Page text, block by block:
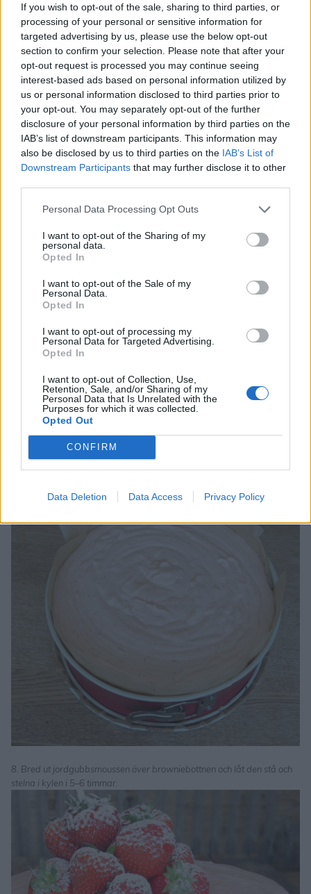
If you wish to opt-out of the sale, sharing to third parties, or
processing of your personal or sensitive information for
targeted advertising by us, please use the below opt-out
section to confirm your selection. Please note that after your
opt-out request is processed you may continue seeing
interest-based ads based on personal information utilized by
us or personal information disclosed to third parties prior to
your opt-out. You may separately opt-out of the further
disclosure of your personal information by third parties on the
IAB’s list of downstream participants. This information may
also be disclosed by us to third parties on the IAB’s List of
Downstream Participants that may further disclose it to other
Personal Data Processing Opt Outs
I want to opt-out of the Sharing of my
personal data.
Opted In
I want to opt-out of the Sale of my
Personal Data.
Opted In
I want to opt-out of processing my
Personal Data for Targeted Advertising.
Opted In
I want to opt-out of Collection, Use,
Retention, Sale, and/or Sharing of my
Personal Data that Is Unrelated with the
Purposes for which it was collected.
Opted Out
CONFIRM
Data Deletion Data Access Privacy Policy
5. Vispa grädden fluffig, men inte för hårt.
6. Mixa jordgubbarna till puré. Värm upp ca 1 dl av jordgubbspurén i
en kastrull. Ta upp gelatinbladen ur vattnet, krama ur dem och smält
ner dem i de varma jordgubbarna. Blanda dem med resten av
7. Blanda ihop jordgubbspurén, äggulorna och grädden.
8. Bred ut jordgubbsmoussen över browniebottnen och låt den stå och
stelna i kylen i 5–6 timmar.